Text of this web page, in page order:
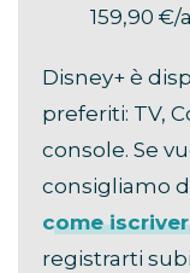
159,90 €/
Disney+ è
preferiti: TV,
console. Se
consigliamo
come
registrarti